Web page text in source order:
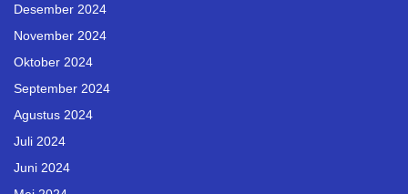
Desember 2024
November 2024
Oktober 2024
September 2024
Agustus 2024
Juli 2024
Juni 2024